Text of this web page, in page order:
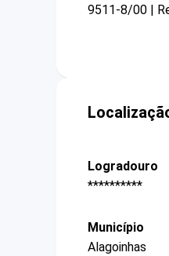
9511-8/00 |
Logradouro
**********
Município
Alagoinhas